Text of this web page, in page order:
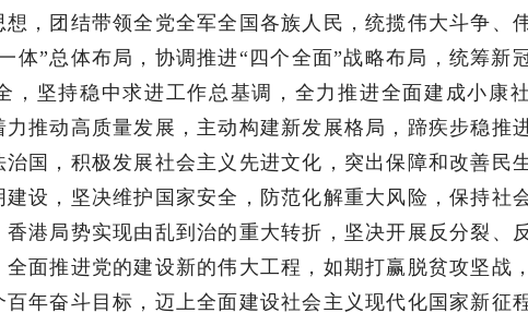
，团结带领全党全军全国各族人民，统揽伟大斗争、
体”总体布局，协调推进“四个全面”战略布局，统筹新
，坚持稳中求进工作总基调，全力推进全面建成小康
推动高质量发展，主动构建新发展格局，蹄疾步稳推
国，积极发展社会主义先进文化，突出保障和改善民
设，坚决维护国家安全，防范化解重大风险，保持社
港局势实现由乱到治的重大转折，坚决开展反分裂、
面推进党的建设新的伟大工程，如期打赢脱贫攻坚战
年奋斗目标，迈上全面建设社会主义现代化国家新征